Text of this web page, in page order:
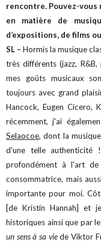
rencontre. Pouvez-
en matière de
d’expositions, de films
SL –Hormis la musique
très différents (jazz,
mes goûts musicaux
toujours avec grand
Hancock, Eugen Cicero,
récemment, j'ai
Selaocoe, dont la
d'une telle authenticité
profondément à l'art
consommatrice, mais
importante pour moi.
[de Kristin Hannah] et
historiques ainsi que par
un sens à sa viede Viktor